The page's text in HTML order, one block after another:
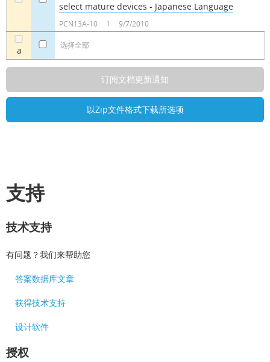
a 选择全部
select mature devices - Japanese Language
PCN13A-10 1 9/7/2010
支持
技术支持
有问题？我们来帮助您
答案数据库文章
获得技术支持
设计软件
授权